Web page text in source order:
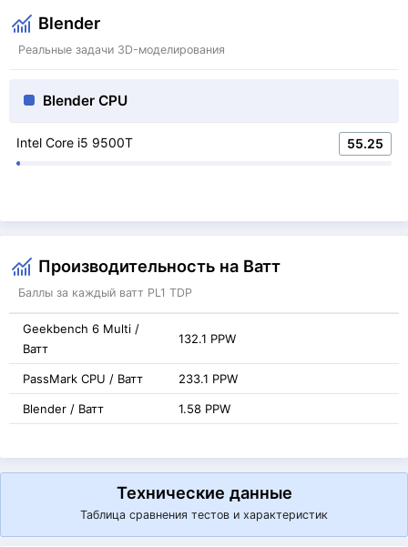
Blender
Реальные задачи 3D-моделирования
Blender CPU
Intel Core i5 9500T 55.25
Производительность на Ватт
Баллы за каждый ватт PL1 TDP
Geekbench 6 Multi /
Ватт
132.1 PPW
PassMark CPU / Ватт 233.1 PPW
Blender / Ватт 1.58 PPW
Технические данные
Таблица сравнения тестов и характеристик